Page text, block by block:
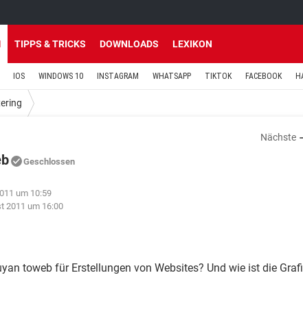
TIPPS & TRICKS DOWNLOADS LEXIKON
IOS WINDOWS 10 INSTAGRAM WHATSAPP TIKTOK FACEBOOK
Nächste
Geschlossen
um 10:59
2011 um 16:00
toweb für Erstellungen von Websites? Und wie ist die